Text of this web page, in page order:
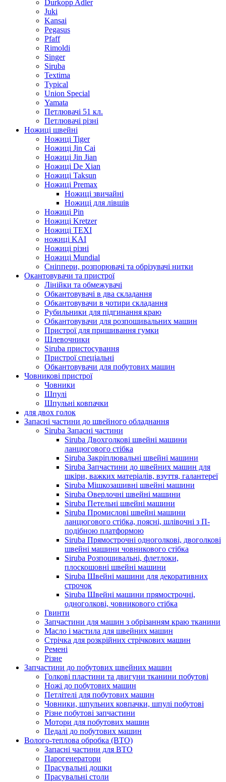
Durkopp Adler
Juki
Kansai
Pegasus
Pfaff
Rimoldi
Singer
Siruba
Textima
Typical
Union Special
Yamata
Петлювачі 51 кл.
Петлювачі різні
Ножиці швейні
Ножиці Tiger
Ножиці Jin Cai
Ножиці Jin Jian
Ножиці De Xian
Ножиці Taksun
Ножиці Premax
Ножиці звичайні
Ножиці для лівшів
Ножиці Pin
Ножиці Kretzer
Ножиці TEXI
ножиці KAI
Ножиці різні
Ножиці Mundial
Сніппери, розпорювачі та обрізувачі нитки
Окантовувачи та пристрої
Лінійки та обмежувачі
Обкантовувачі в два складання
Обкантовувачи в чотири складання
Рубильники для підгинання краю
Обкантовувачи для розпошивальних машин
Пристрої для пришивання гумки
Шлевочники
Siruba пристосування
Пристрої спеціальні
Обкантовувачи для побутових машин
Човникові пристрої
Човники
Шпулі
Шпульні ковпачки
для двох голок
Запасні частини до швейного обладнання
Siruba Запасні частини
Siruba Двохголкові швейні машини
ланцюгового стібка
Siruba Закріплювальні швейні машини
Siruba Запчастини до швейних машин для
шкіри, важких матеріалів, взуття, галантереї
Siruba Мішкозашивні швейні машини
Siruba Оверлочні швейні машини
Siruba Петельні швейні машини
Siruba Промислові швейні машини
ланцюгового стібка, поясні, шлівочні з П-
подібною платформою
Siruba Прямострочні одноголкові, двоголкові
швейні машини човникового стібка
Siruba Розпошивальні, флетлоки,
плоскошовні швейні машини
Siruba Швейні машини для декоративних
строчок
Siruba Швейні машини прямострочні,
одноголкові, човникового стібка
Гвинти
Запчастини для машин з обрізанням краю тканини
Масло і мастила для швейних машин
Стрічка для розкрійних стрічкових машин
Ремені
Різне
Запчастини до побутових швейних машин
Голкові пластини та двигуни тканини побутові
Ножі до побутових машин
Петлітелі для побутових машин
Човники, шпульних ковпачки, шпулі побутові
Різне побутові запчастини
Мотори для побутових машин
Педалі до побутових машин
Волого-теплова обробка (ВТО)
Запасні частини для ВТО
Парогенератори
Прасувальні дошки
Прасувальні столи